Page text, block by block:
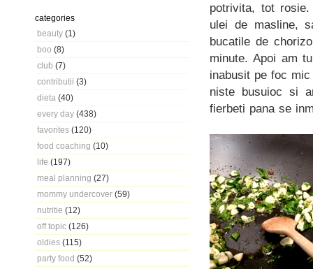
categories
beauty (1)
boo (8)
club (7)
contributii (3)
dieta (40)
every day (438)
favorites (120)
food coaching (10)
life (197)
meal planning (27)
mommy undercover (59)
nutritie (12)
off topic (126)
oldies (115)
party food (52)
potrivita, tot
ulei de masline,
bucatile de
minute. Apoi am
inabusit pe foc
niste busuioc si
fierbeti pana se